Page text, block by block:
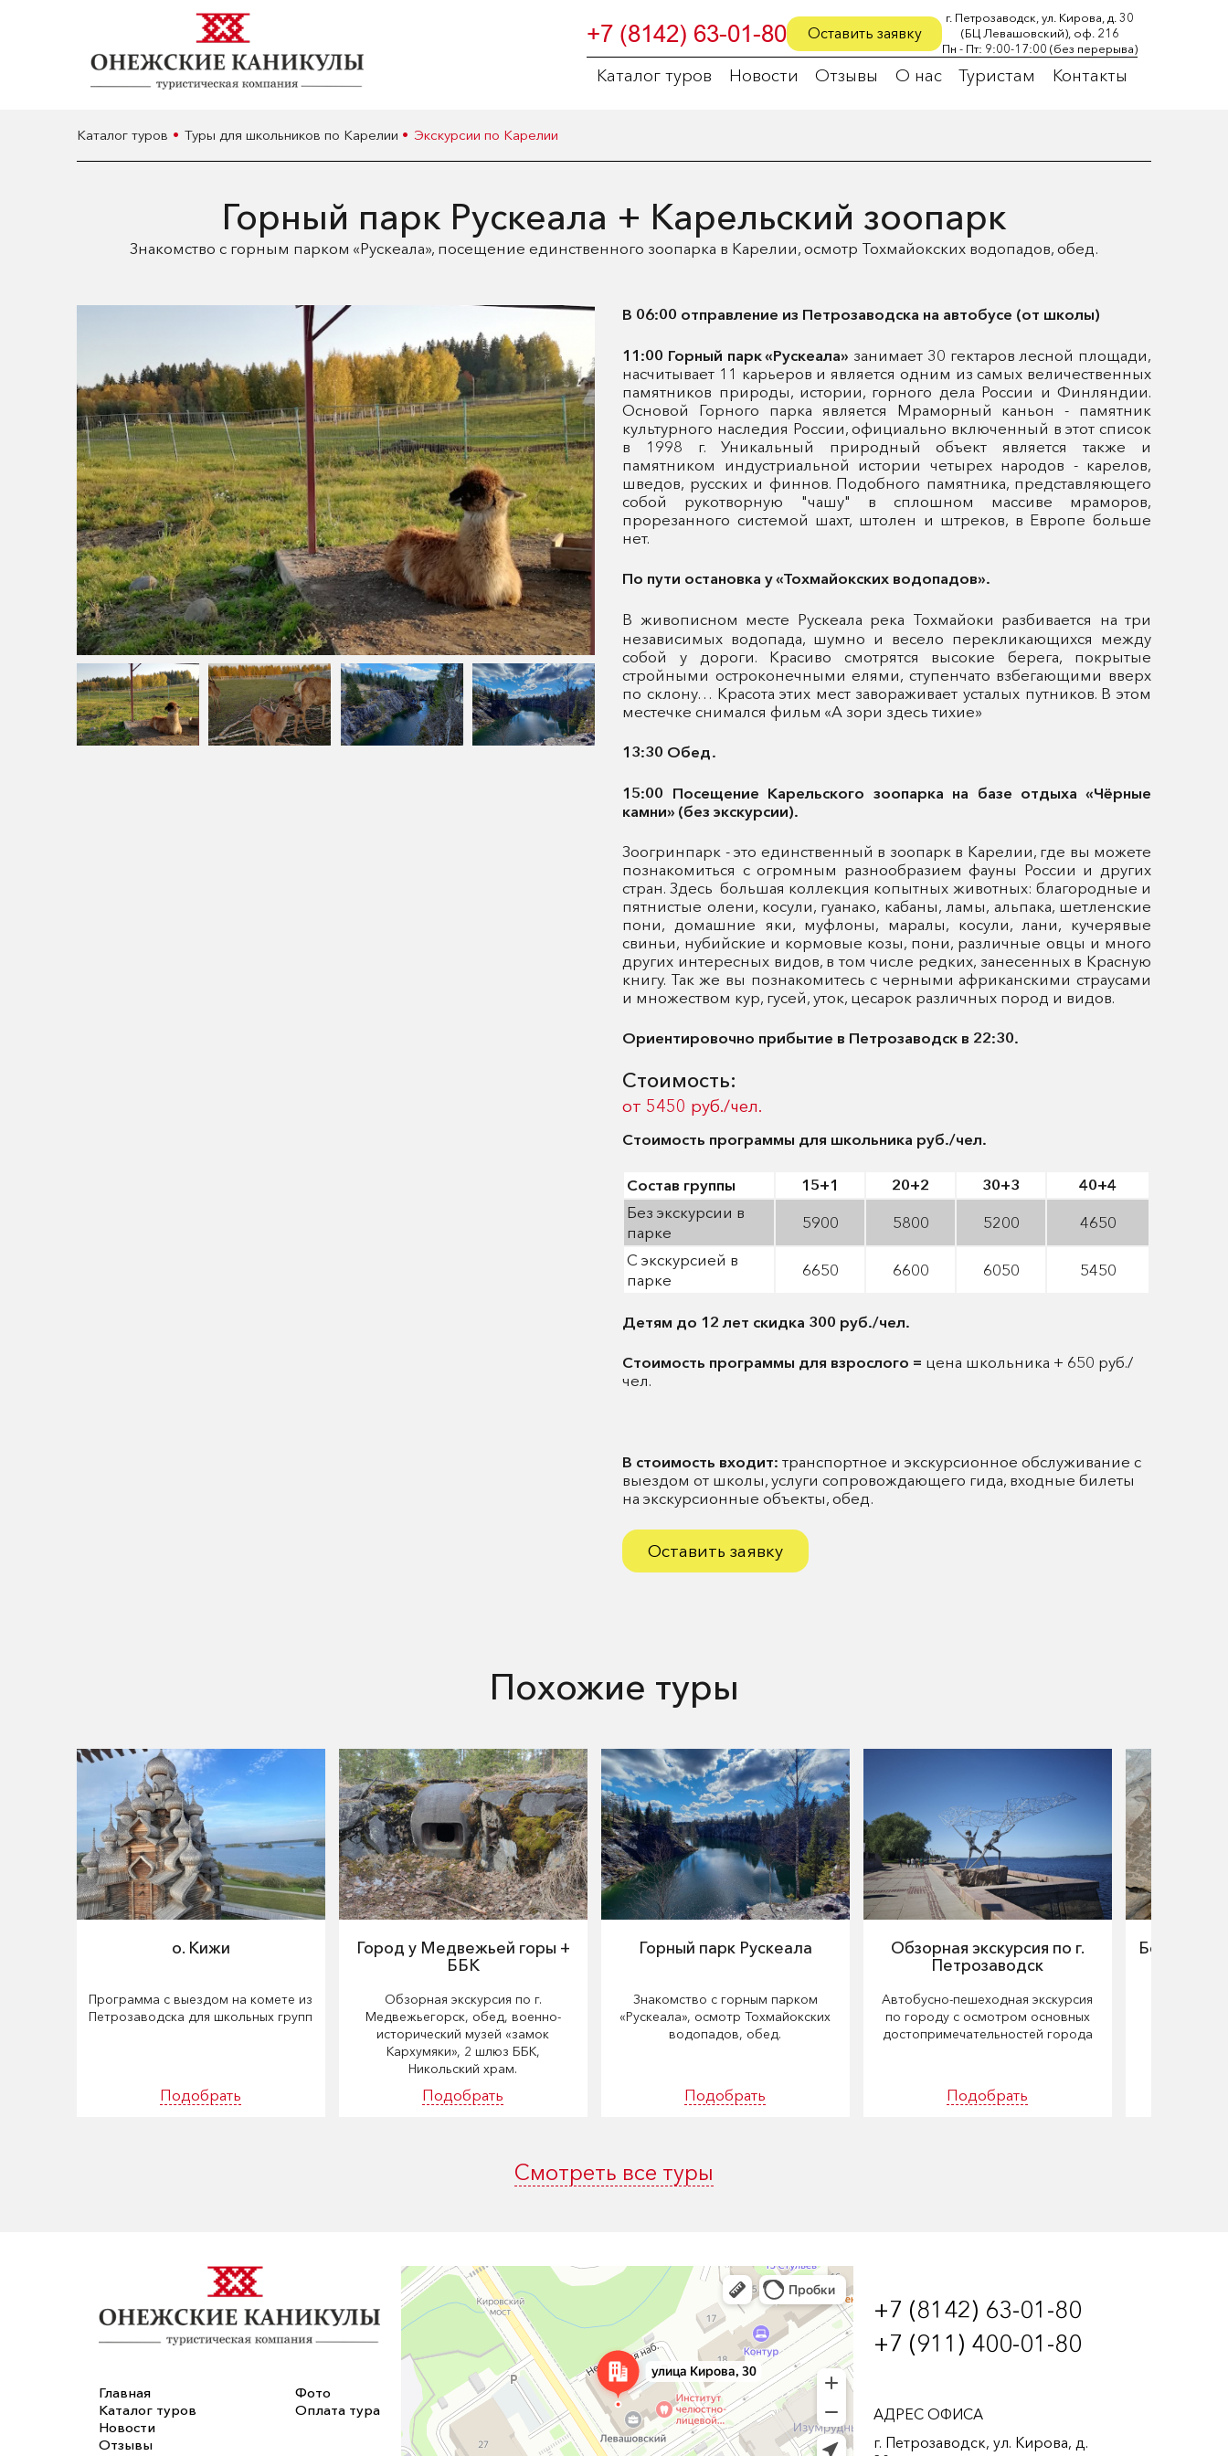
+7 (8142) 63-01-80 Оставить заявку
г. Петрозаводск, ул. Кирова, д. 30
(БЦ Левашовский), оф. 216
Пн - Пт: 9:00-17:00 (без перерыва)
Каталог туров Новости Отзывы О нас Туристам Контакты
Каталог туров Туры для школьников по Карелии Экскурсии по Карелии
Горный парк Рускеала + Карельский зоопарк
Знакомство с горным парком «Рускеала», посещение единственного зоопарка в Карелии, осмотр Тохмайокских водопадов, обед.
В 06:00 отправление из Петрозаводска на автобусе (от школы)
11:00 Горный парк «Рускеала» занимает 30 гектаров лесной площади,
насчитывает 11 карьеров и является одним из самых величественных
памятников природы, истории, горного дела России и Финляндии.
Основой Горного парка является Мраморный каньон - памятник
культурного наследия России, официально включенный в этот список
в 1998 г. Уникальный природный объект является также и
памятником индустриальной истории четырех народов - карелов,
шведов, русских и финнов. Подобного памятника, представляющего
собой рукотворную "чашу" в сплошном массиве мраморов,
прорезанного системой шахт, штолен и штреков, в Европе больше
нет.
По пути остановка у «Тохмайокских водопадов».
В живописном месте Рускеала река Тохмайоки разбивается на три
независимых водопада, шумно и весело перекликающихся между
собой у дороги. Красиво смотрятся высокие берега, покрытые
стройными остроконечными елями, ступенчато взбегающими вверх
по склону… Красота этих мест завораживает усталых путников. В этом
местечке снимался фильм «А зори здесь тихие»
13:30 Обед.
15:00 Посещение Карельского зоопарка на базе отдыха «Чёрные
камни» (без экскурсии).
Зоогринпарк - это единственный в зоопарк в Карелии, где вы можете
познакомиться с огромным разнообразием фауны России и других
стран. Здесь большая коллекция копытных животных: благородные и
пятнистые олени, косули, гуанако, кабаны, ламы, альпака, шетленские
пони, домашние яки, муфлоны, маралы, косули, лани, кучерявые
свиньи, нубийские и кормовые козы, пони, различные овцы и много
других интересных видов, в том числе редких, занесенных в Красную
книгу. Так же вы познакомитесь с черными африканскими страусами
и множеством кур, гусей, уток, цесарок различных пород и видов.
Ориентировочно прибытие в Петрозаводск в 22:30.
Стоимость:
от 5450 руб./чел.
Стоимость программы для школьника руб./чел.
Состав группы 15+1 20+2 30+3 40+4
Без экскурсии в
парке
5900 5800 5200 4650
С экскурсией в
парке
6650 6600 6050 5450
Детям до 12 лет скидка 300 руб./чел.
Стоимость программы для взрослого = цена школьника + 650 руб./
чел.
В стоимость входит: транспортное и экскурсионное обслуживание с
выездом от школы, услуги сопровождающего гида, входные билеты
на экскурсионные объекты, обед.
Оставить заявку
Похожие туры
о. Кижи
Программа с выездом на комете из
Петрозаводска для школьных групп
Подобрать
Город у Медвежьей горы +
ББК
Обзорная экскурсия по г.
Медвежьегорск, обед, военно-
исторический музей «замок
Кархумяки», 2 шлюз ББК,
Никольский храм.
Подобрать
Горный парк Рускеала
Знакомство с горным парком
«Рускеала», осмотр Тохмайокских
водопадов, обед.
Подобрать
Обзорная экскурсия по г.
Петрозаводск
Автобусно-пешеходная экскурсия
по городу с осмотром основных
достопримечательностей города
Подобрать
Смотреть все туры
Главная
Каталог туров
Новости
Отзывы
Фото
Оплата тура
+7 (8142) 63-01-80
+7 (911) 400-01-80
АДРЕС ОФИСА
г. Петрозаводск, ул. Кирова, д.